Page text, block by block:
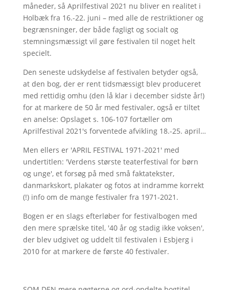
måneder, så Aprilfestival 2021 nu bliver en realitet i
Holbæk fra 16.-22. juni – med alle de restriktioner og
begrænsninger, der både fagligt og socialt og
stemningsmæssigt vil gøre festivalen til noget helt
specielt.
Den seneste udskydelse af festivalen betyder også,
at den bog, der er rent tidsmæssigt blev produceret
med rettidig omhu (den lå klar i december sidste år!)
for at markere de 50 år med festivaler, også er tiltet
en anelse: Opslaget s. 106-107 fortæller om
Aprilfestival 2021's forventede afvikling 18.-25. april…
Men ellers er 'APRIL FESTIVAL 1971-2021' med
undertitlen: 'Verdens største teaterfestival for børn
og unge', et forsøg på med små faktatekster,
danmarkskort, plakater og fotos at indramme korrekt
(!) info om de mange festivaler fra 1971-2021.
Bogen er en slags efterløber for festivalbogen med
den mere sprælske titel, '40 år og stadig ikke voksen',
der blev udgivet og uddelt til festivalen i Esbjerg i
2010 for at markere de første 40 festivaler.